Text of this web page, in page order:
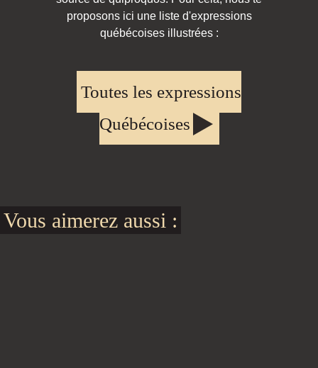
proposons ici une liste d'expressions
québécoises illustrées :
Toutes les expressions
Québécoises
Vous aimerez aussi :